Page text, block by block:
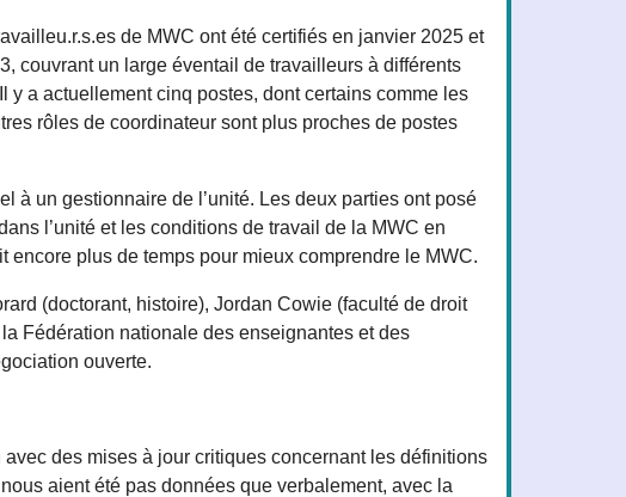
de MWC ont été certifiés en janvier 2025 et
couvrant un large éventail de travailleurs à différents
a actuellement cinq postes, dont certains comme les
rôles de coordinateur sont plus proches de postes
à un gestionnaire de l’unité. Les deux parties ont posé
l’unité et les conditions de travail de la MWC en
plus de temps pour mieux comprendre le MWC.
(doctorant, histoire), Jordan Cowie (faculté de droit
Fédération nationale des enseignantes et des
ouverte.
des mises à jour critiques concernant les définitions
aient été pas données que verbalement, avec la